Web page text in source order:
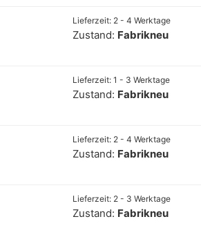
Lieferzeit: 2 - 4 Werktage
Zustand: Fabrikneu
Lieferzeit: 1 - 3 Werktage
Zustand: Fabrikneu
Lieferzeit: 2 - 4 Werktage
Zustand: Fabrikneu
Lieferzeit: 2 - 3 Werktage
Zustand: Fabrikneu